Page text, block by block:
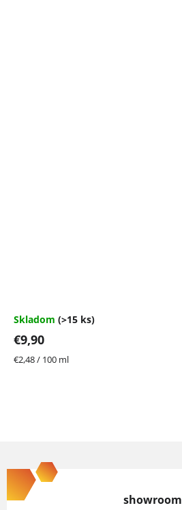
4,7
5
hviezdičiek.
Skladom (>15 ks)
€9,90
Jednotková
€2,48 / 100 ml
á
p
showroom